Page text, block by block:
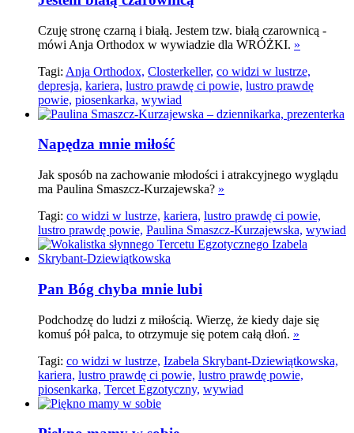
Czuję stronę czarną i białą. Jestem tzw. białą czarownicą -
mówi Anja Orthodox w wywiadzie dla WRÓŻKI. »
Tagi: Anja Orthodox, Closterkeller, co widzi w lustrze,
depresja, kariera, lustro prawdę ci powie, lustro prawdę
powie, piosenkarka, wywiad
Napędza mnie miłość
Jak sposób na zachowanie młodości i atrakcyjnego wyglądu
ma Paulina Smaszcz-Kurzajewska? »
Tagi: co widzi w lustrze, kariera, lustro prawdę ci powie,
lustro prawdę powie, Paulina Smaszcz-Kurzajewska, wywiad
Pan Bóg chyba mnie lubi
Podchodzę do ludzi z miłością. Wierzę, że kiedy daje się
komuś pół palca, to otrzymuje się potem całą dłoń. »
Tagi: co widzi w lustrze, Izabela Skrybant-Dziewiątkowska,
kariera, lustro prawdę ci powie, lustro prawdę powie,
piosenkarka, Tercet Egzotyczny, wywiad